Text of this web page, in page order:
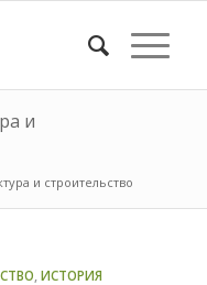
и
и строительство
,ИСТОРИЯ